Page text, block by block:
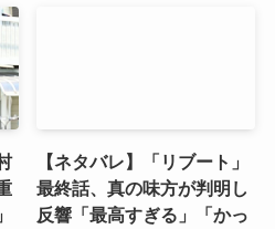
【ネタバレ】「リブート」
最終話、真の味方が判明し
反響「最高すぎる」「かっ